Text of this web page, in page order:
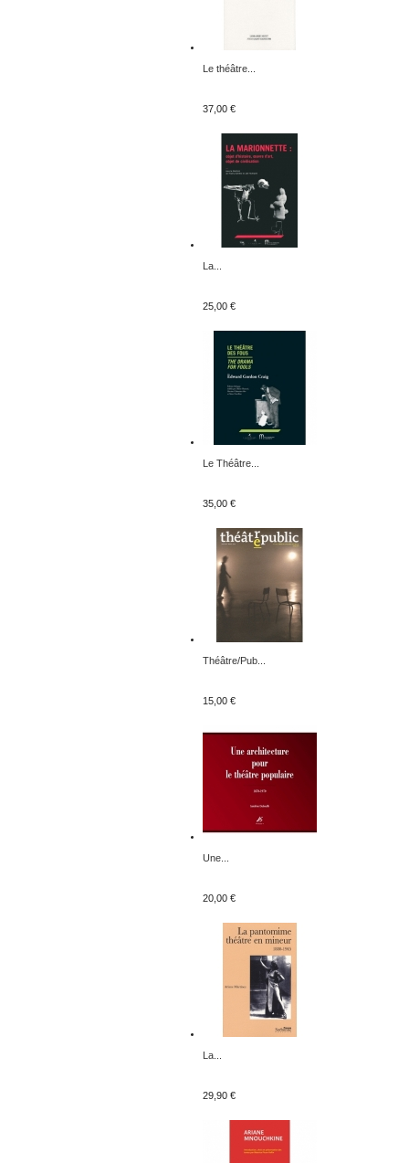
Le théâtre...
37,00 €
La...
25,00 €
Le Théâtre...
35,00 €
Théâtre/Pub...
15,00 €
Une...
20,00 €
La...
29,90 €